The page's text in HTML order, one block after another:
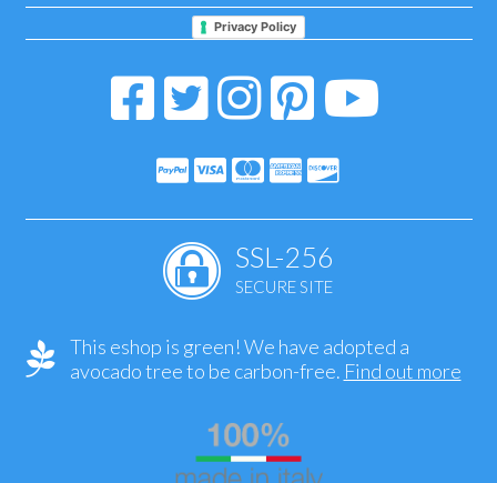
Privacy Policy
SSL-256
SECURE SITE
This eshop is green! We have adopted a
avocado tree to be carbon-free. Find out more